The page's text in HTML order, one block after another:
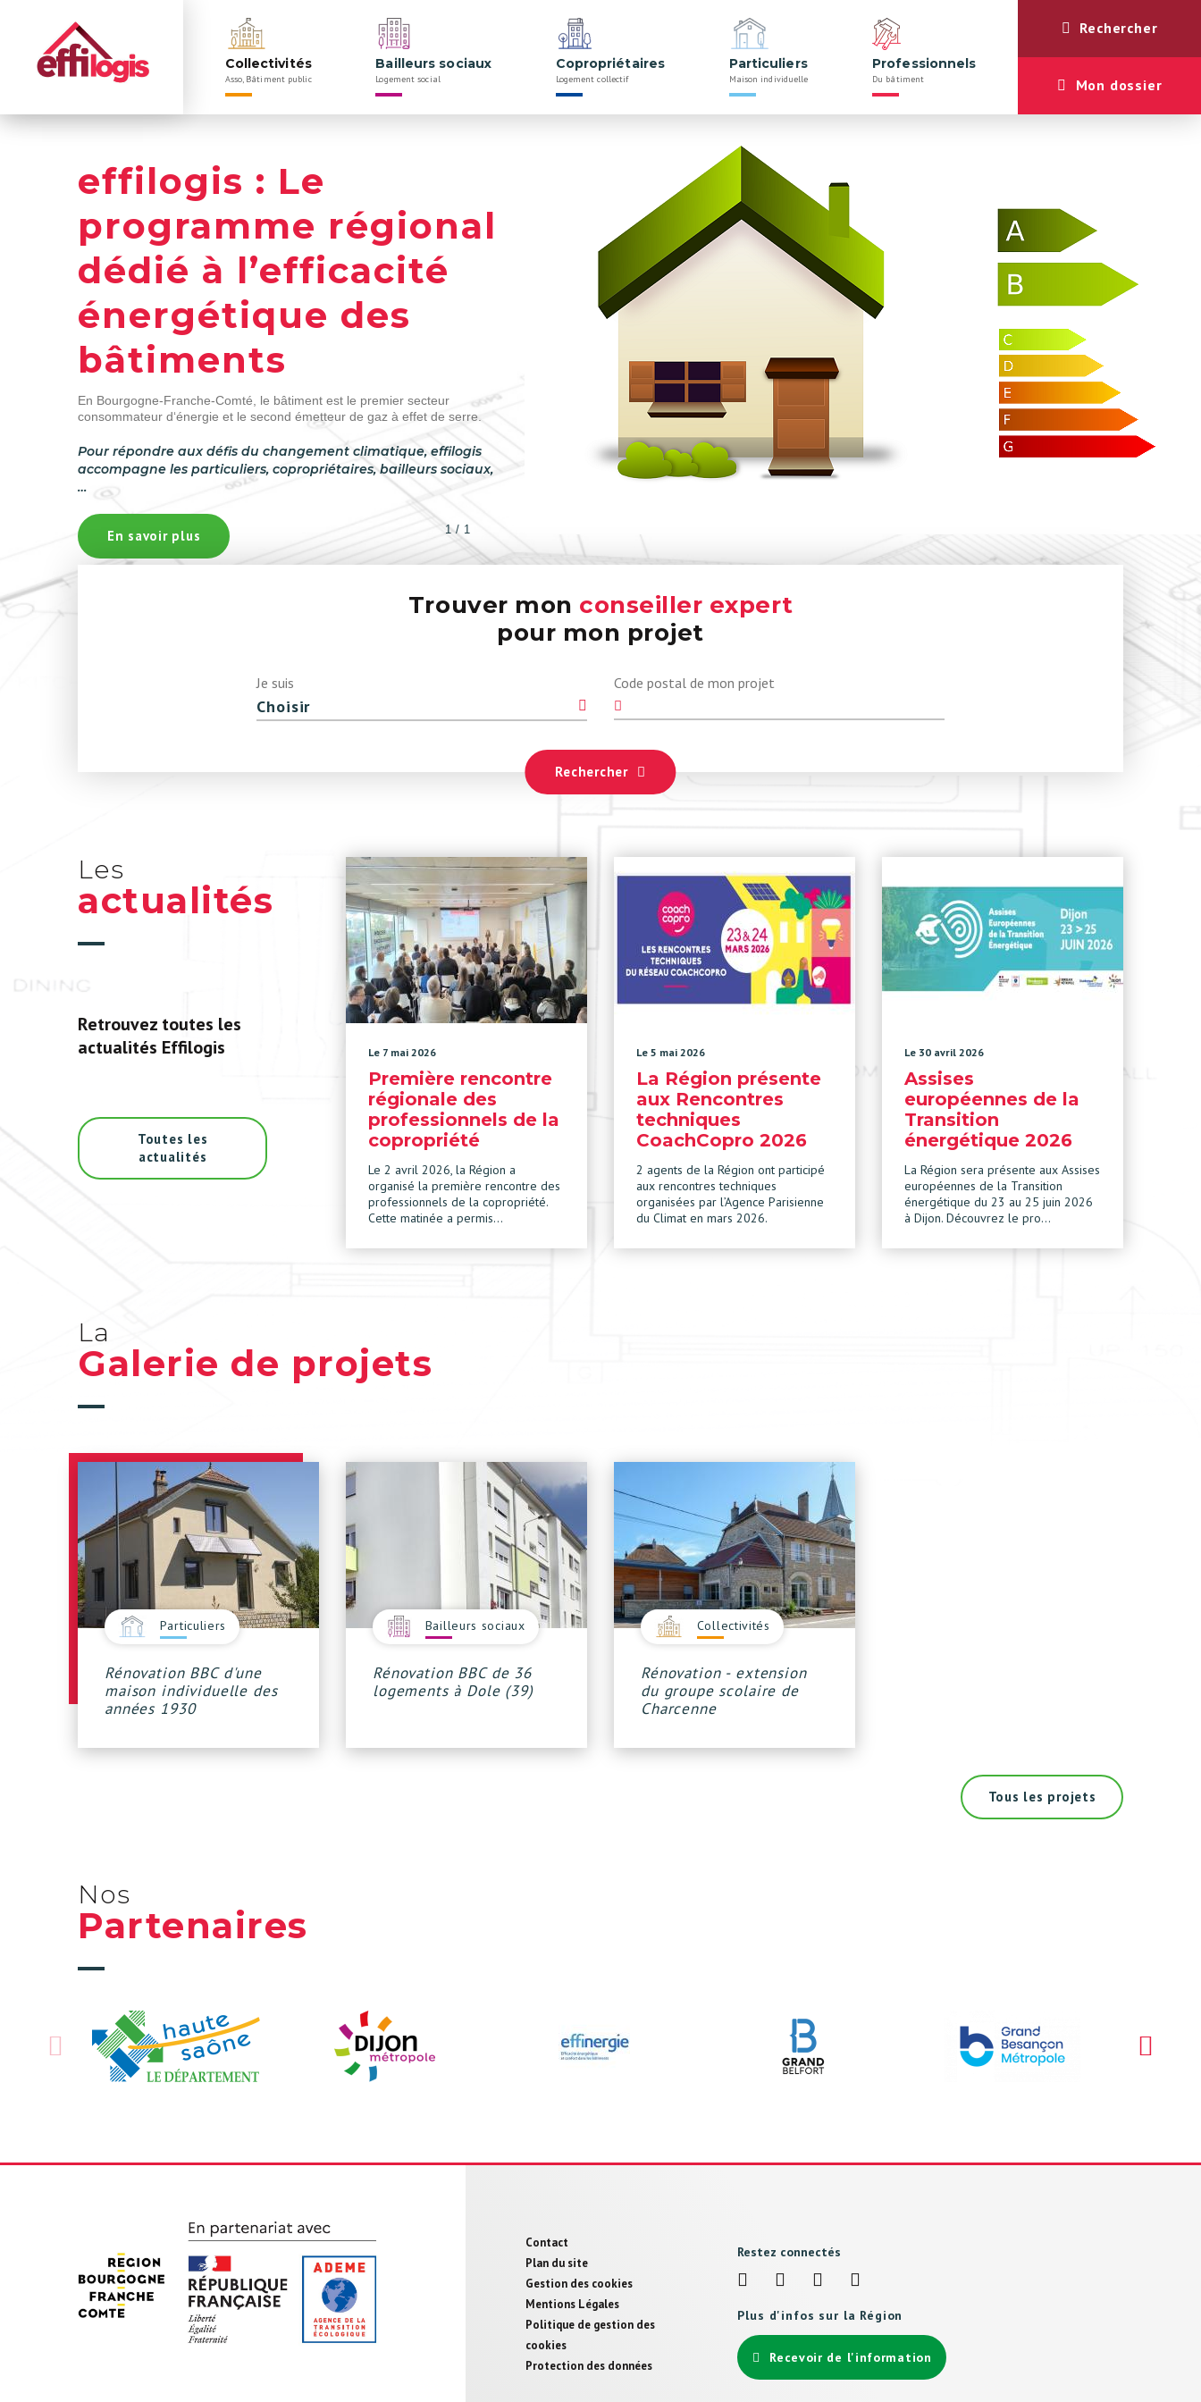
Panneau de gestion des cookies
Navigation
principale
Collectivités
Asso, Bâtiment public
Bailleurs sociaux
Logement social
Copropriétaires
Logement collectif
Particuliers
Maison individuelle
Professionnels
Du bâtiment
Rechercher
Mon dossier
effilogis : Le
programme régional
dédié à l’efficacité
énergétique des
bâtiments
En Bourgogne-Franche-Comté, le bâtiment est le premier secteur
consommateur d‘énergie et le second émetteur de gaz à effet de serre.
Pour répondre aux défis du changement climatique, effilogis
accompagne les particuliers, copropriétaires, bailleurs sociaux,
…
En savoir plus 1 / 1
Trouver mon conseiller expert
pour mon projet
Je suis Code postal de mon projet
Rechercher
Les
actualités
Retrouvez toutes les
actualités Effilogis
Toutes les
actualités
Le 7 mai 2026
Première rencontre
régionale des
professionnels de la
copropriété
Le 2 avril 2026, la Région a
organisé la première rencontre des
professionnels de la copropriété.
Cette matinée a permis…
Le 5 mai 2026
La Région présente
aux Rencontres
techniques
CoachCopro 2026
2 agents de la Région ont participé
aux rencontres techniques
organisées par l’Agence Parisienne
du Climat en mars 2026.
Le 30 avril 2026
Assises
européennes de la
Transition
énergétique 2026
La Région sera présente aux Assises
européennes de la Transition
énergétique du 23 au 25 juin 2026
à Dijon. Découvrez le pro…
La
Galerie de projets
Particuliers
Rénovation BBC d'une
maison individuelle des
années 1930
Bailleurs sociaux
Rénovation BBC de 36
logements à Dole (39)
Collectivités
Rénovation - extension
du groupe scolaire de
Charcenne
Tous les projets
Nos
Partenaires
Pied
de
page
Contact
Plan du site
Gestion des cookies
Mentions Légales
Politique de gestion des
cookies
Protection des données
Restez connectés
Plus d'infos sur la Région
Recevoir de l'information